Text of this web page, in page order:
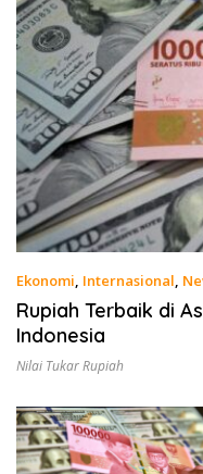
Ekonomi, Internasional,
Rupiah Terbaik di
Indonesia
Nilai Tukar Rupiah